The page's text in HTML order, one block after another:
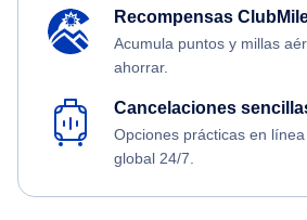
Recompensas
Acumula puntos y millas
ahorrar.
Cancelaciones
Opciones prácticas en
global 24/7.